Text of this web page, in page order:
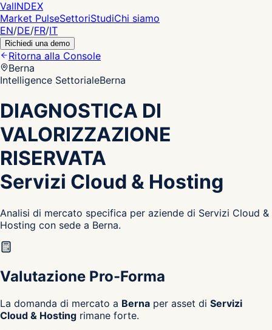
ValINDEX
Market PulseSettoriStudiChi siamo
EN/DE/FR/IT
Richiedi una demo
Ritorna alla Console
Berna
Intelligence SettorialeBerna
DIAGNOSTICA DI
VALORIZZAZIONE
RISERVATA
Servizi Cloud & Hosting
Analisi di mercato specifica per aziende di Servizi Cloud &
Hosting con sede a Berna.
Valutazione Pro-Forma
La domanda di mercato a Berna per asset di Servizi
Cloud & Hosting rimane forte.